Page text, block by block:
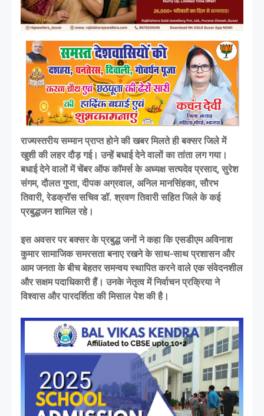
राज्यस्तरीय सम्मान प्राप्त होने की खबर मिलते ही बक्सर जिले में
खुशी की लहर दौड़ गई। उन्हें बधाई देने वालों का तांता लग गया।
बधाई देने वालों में चेंबर ऑफ कॉमर्स के अध्यक्ष सत्यदेव प्रसाद, सुरेश
संगम, दौलत गुप्ता, दीपक अग्रवाल, अनिल मानसिंहका, सौरभ
तिवारी, रेडक्रॉस सचिव डॉ. श्रवण तिवारी सहित जिले के कई
प्रबुद्धजन शामिल रहे।
इस अवसर पर बक्सर के प्रबुद्ध जनों ने कहा कि एसडीएम अविनाश
कुमार सामाजिक समरसता बनाए रखने के साथ-साथ प्रशासन और
आम जनता के बीच बेहतर समन्वय स्थापित करने वाले एक संवेदनशील
और सक्षम पदाधिकारी हैं। उनके नेतृत्व में निर्वाचन प्रक्रिया ने
विश्वास और पारदर्शिता की मिसाल पेश की है।